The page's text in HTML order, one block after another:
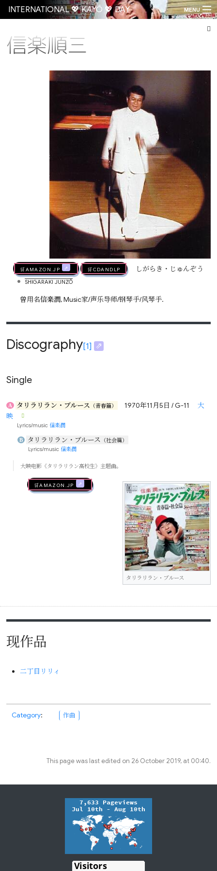
INTERNATIONAL 💖 KAYŌ 💖 DAY MENU
信楽順三
🛒AMAZON.jp 🛒CDandLP しがらき・じゅんぞう
• SHIGARAKI JUNZŌ
曾用名信楽潤, Music家/声乐导师/钢琴手/风琴手.
Discography[1]
Single
A タリラリラン・ブルース （青春篇） 1970年11月5日 / G-11
大
映
Lyrics/music信楽潤
B タリラリラン・ブルース （社会篇）
Lyrics/music 信楽潤
大映电影《タリラリラン高校生》主题曲。
タリラリラン・ブルース
🛒AMAZON.jp
现作品
二丁目リリィ
Category: 作曲
This page was last edited on 26 October 2019, at 00:40.